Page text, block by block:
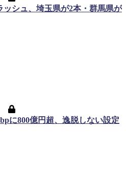
ッシュ、埼玉県が2本・群馬県が
に800億円超、逸脱しない設定